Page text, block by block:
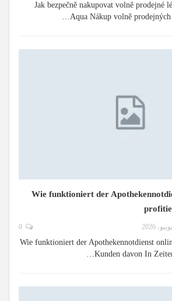
Jak bezpečně nakupovat volně prodejné
Aqua Nákup volně prodejných
Wie funktioniert der
Wie funktioniert der Apothekennotdienst
Kunden davon In